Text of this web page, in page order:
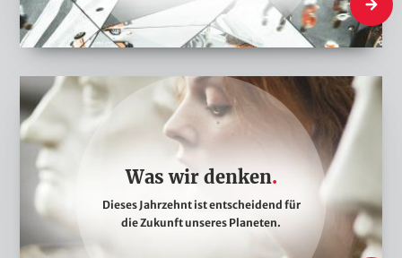
n
d
W
a
s
Was wir denken
Dieses Jahrzehnt ist entscheidend für
die Zukunft unseres Planeten.